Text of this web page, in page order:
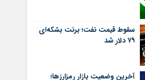
سقوط قیمت نفت؛ برنت بشکه‌ای
۷۹ دلار شد
آخرین وضعیت بازار رمزارزها؛